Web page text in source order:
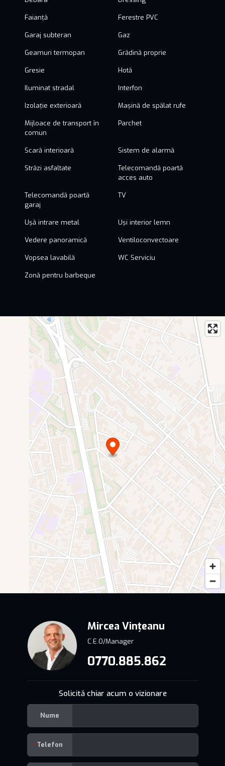
Faianță Ferestre PVC
Garaj subteran Gaz
Geamuri termopan Grădină proprie
Gresie Hotă
Iluminat stradal Interfon
Izolație exterioară Mașină de spălat rufe
Mijloace de transport în
comun
Parchet
Scară interioară Sistem de alarmă
Străzi asfaltate
Telecomandă poartă
acces auto
Telecomandă poartă
garaj
TV
Ușă intrare metal Uși interior lemn
Vedere panoramică Ventiloconvectoare
Vopsea lavabilă WC Serviciu
Zonă pentru barbeque
Mircea Vințeanu
C.E.O/Manager
0770.885.862
Solicită chiar acum o vizionare
Nume
Telefon